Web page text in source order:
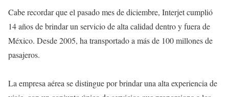
Cabe recordar que el pasado mes de diciembre, Interjet cumplió
14 años de brindar un servicio de alta calidad dentro y fuera de
México. Desde 2005, ha transportado a más de 100 millones de
pasajeros.
La empresa aérea se distingue por brindar una alta experiencia de